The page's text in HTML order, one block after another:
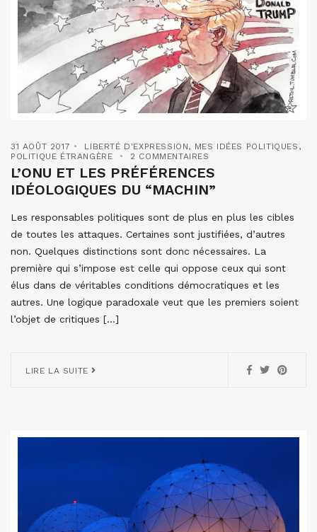
31 AOÛT 2017 LIBERTÉ D'EXPRESSION, MES IDÉES POLITIQUES ,
POLITIQUE ÉTRANGÈRE
2 COMMENTAIRES
L’ONU ET LES PRÉFÉRENCES
IDÉOLOGIQUES DU “MACHIN”
Les responsables politiques sont de plus en plus les cibles
de toutes les attaques. Certaines sont justifiées, d’autres
non. Quelques distinctions sont donc nécessaires. La
première qui s’impose est celle qui oppose ceux qui sont
élus dans de véritables conditions démocratiques et les
autres. Une logique paradoxale veut que les premiers soient
l’objet de critiques […]
LIRE LA SUITE